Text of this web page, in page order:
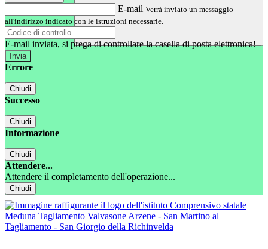
E-mail Verrà inviato un messaggio
all'indirizzo indicato con le istruzioni necessarie.
E-mail inviata, si prega di controllare la casella di posta elettronica!
Errore
Chiudi
Successo
Chiudi
Informazione
Chiudi
Attendere...
Attendere il completamento dell'operazione...
Chiudi